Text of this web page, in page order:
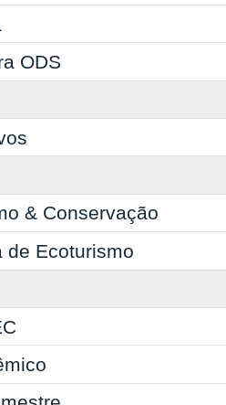
ODS
& Conservação
de Ecoturismo